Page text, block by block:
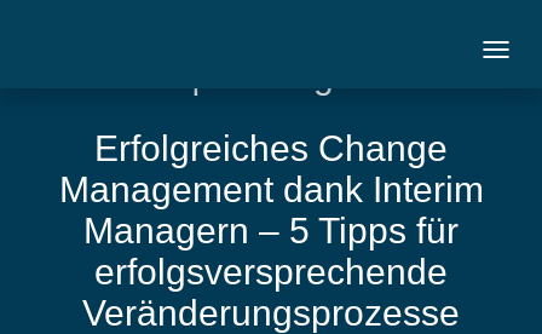
Erfolgreiches Change
Management dank Interim
Managern – 5 Tipps für
erfolgsversprechende
Veränderungsprozesse